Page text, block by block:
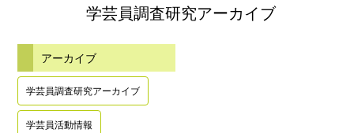
学芸員調査研究アーカイブ
アーカイブ
学芸員調査研究アーカイブ
学芸員活動情報